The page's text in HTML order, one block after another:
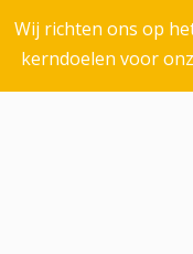
Wij richten ons op
kerndoelen voor